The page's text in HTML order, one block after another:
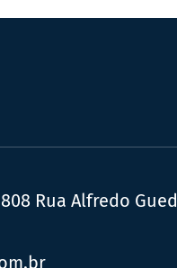
Rua Alfredo